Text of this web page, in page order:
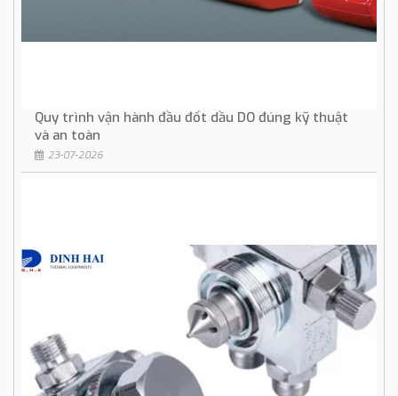
Quy trình vận hành đầu đốt dầu DO đúng kỹ thuật
và an toàn
23-07-2026